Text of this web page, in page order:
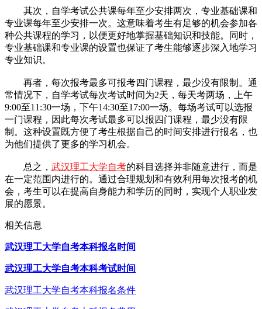
其次，自学考试公共课每年至少安排两次，专业基础课和
专业课每年至少安排一次。这意味着考生有足够的机会参加各
种公共课程的学习，以便更好地掌握基础知识和技能。同时，
专业基础课和专业课的设置也保证了考生能够逐步深入地学习
专业知识。
再者，每次报考最多可报考四门课程，最少没有限制。通
常情况下，自学考试每次考试时间为2天，每天考两场，上午
9:00至11:30一场，下午14:30至17:00一场。每场考试可以选报
一门课程，因此每次考试最多可以报四门课程，最少没有限
制。这种设置既方便了考生根据自己的时间安排进行报名，也
为他们提供了更多的学习机会。
总之， 武汉理工大学自考的科目选择并非随意进行，而是
在一定范围内进行的。通过合理规划和有效利用每次报考的机
会，考生可以在提高自身能力和学历的同时，实现个人职业发
展的愿景。
相关信息
武汉理工大学自考本科报名时间
武汉理工大学自考本科考试时间
武汉理工大学自考本科报名条件